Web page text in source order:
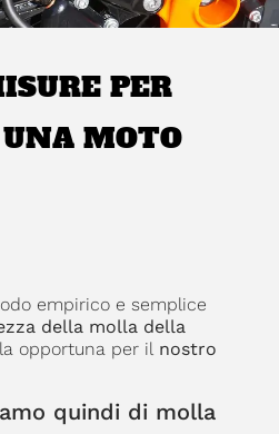
PER
MOTO
empirico e semplice
della molla della
opportuna per il nostro
quindi di molla